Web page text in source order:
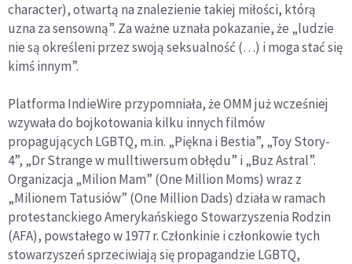
character), otwartą na znalezienie takiej miłości, którą
uzna za sensowną”. Za ważne uznała pokazanie, że „ludzie
nie są określeni przez swoją seksualność (…) i moga stać się
kimś innym”.
Platforma IndieWire przypomniała, że OMM już wcześniej
wzywała do bojkotowania kilku innych filmów
propagujących LGBTQ, m.in. „Piękna i Bestia”, „Toy Story-
4”, „Dr Strange w mulltiwersum obłędu” i „Buz Astral”.
Organizacja „Milion Mam” (One Million Moms) wraz z
„Milionem Tatusiów” (One Million Dads) działa w ramach
protestanckiego Amerykańskiego Stowarzyszenia Rodzin
(AFA), powstałego w 1977 r. Członkinie i członkowie tych
stowarzyszeń sprzeciwiają się propagandzie LGBTQ,